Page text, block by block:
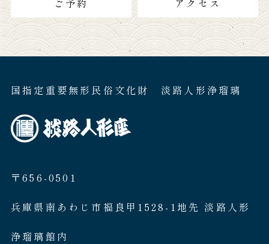
ご予約 アクセス
国指定重要無形民俗文化財 淡路人形浄瑠璃
〒656-0501
兵庫県南あわじ市福良甲1528-1地先 淡路人形
浄瑠璃館内